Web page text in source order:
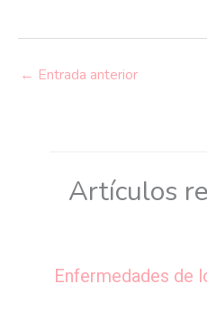
← Entrada anterior
Artículos
Enfermedades de